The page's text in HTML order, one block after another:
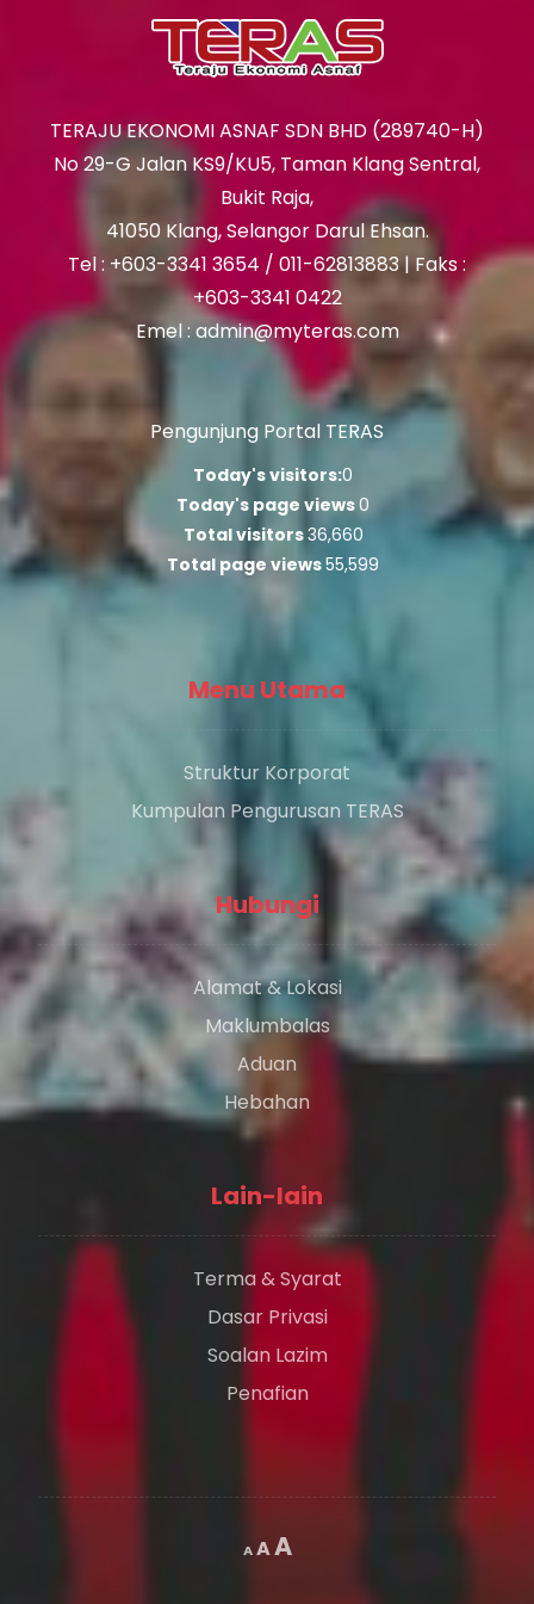
TERAJU EKONOMI ASNAF SDN BHD (289740-H)
No 29-G Jalan KS9/KU5, Taman Klang Sentral,
Bukit Raja,
41050 Klang, Selangor Darul Ehsan.
Tel : +603-3341 3654 / 011-62813883 | Faks :
+603-3341 0422
Emel : admin@myteras.com
Pengunjung Portal TERAS
Today's visitors:0
Today's page views0
Total visitors36,660
Total page views55,599
Menu Utama
Struktur Korporat
Kumpulan Pengurusan TERAS
Hubungi
Alamat & Lokasi
Maklumbalas
Aduan
Hebahan
Lain-lain
Terma & Syarat
Dasar Privasi
Soalan Lazim
Penafian
A AA